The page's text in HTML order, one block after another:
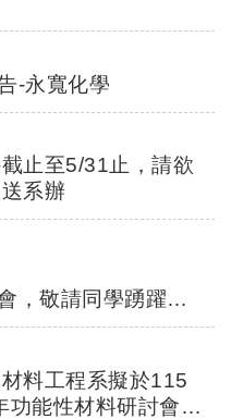
-永寬化學
止至5/31止，請欲
系辦
，敬請同學踴躍參
料工程系擬於115
能性材料研討會暨